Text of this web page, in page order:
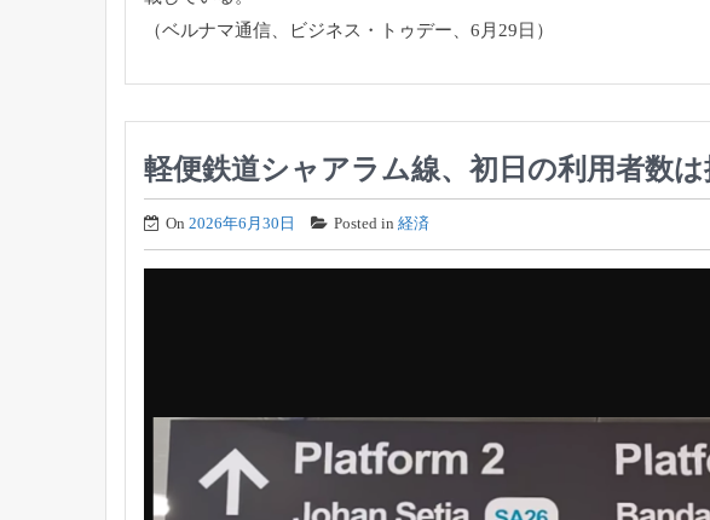
（ベルナマ通信、ビジネス・トゥデー、6月29日）
軽便鉄道シャアラム線、初日の利用者数は
On 2026年6月30日 Posted in 経済